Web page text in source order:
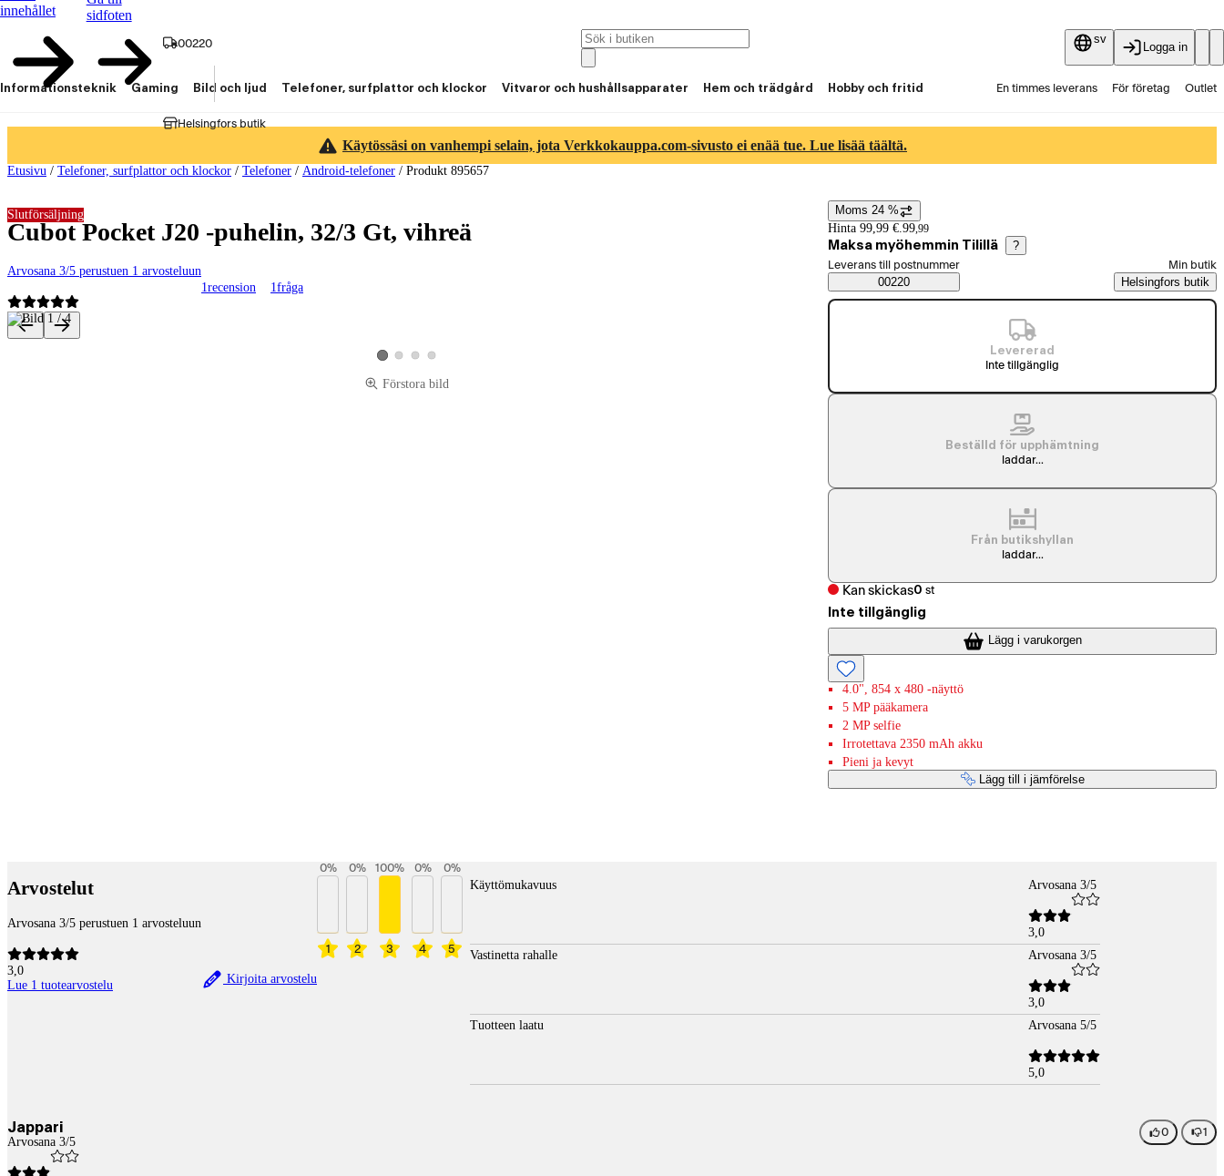
innehållet
sidfoten
00220
Helsingfors butik
sv
Logga in
Informationsteknik Gaming Bild och ljud Telefoner, surfplattor och klockor Vitvaror och hushållsapparater Hem och trädgård Hobby och fritid En timmes leverans För företag Outlet
Käytössäsi on vanhempi selain, jota Verkkokauppa.com-sivusto ei enää tue. Lue lisää täältä.
Etusivu / Telefoner, surfplattor och klockor / Telefoner / Android-telefoner / Produkt 895657
Cubot Pocket J20 -puhelin, 32/3 Gt, vihreä
Arvosana 3/5 perustuen 1 arvosteluun
1recension 1fråga
Slutförsäljning
Produktbilder och videor
Visa produktbild 1
Visa produktbild 2
Visa produktbild 3
Visa produktbild 4
Förstora bild
Prisinformation
Moms 24 %
Hinta 99,99 €.99,99
Maksa myöhemmin Tilillä ?
Saatavuustiedot
Välj beställningssätt
Leverans till postnummer
00220
Min butik
Helsingfors butik
Levererad
Inte tillgänglig
Beställd för upphämtning
laddar...
Från butikshyllan
laddar...
Kan skickas0 st
Inte tillgänglig
Lägg i varukorgen
4.0", 854 x 480 -näyttö
5 MP pääkamera
2 MP selfie
Irrotettava 2350 mAh akku
Pieni ja kevyt
Lägg till i jämförelse
Arvostelut
Arvosana 3/5 perustuen 1 arvosteluun
3,0
Lue 1 tuotearvostelu
Kirjoita arvostelu
1
0%
2
0%
3
100%
4
0%
5
0%
Käyttömukavuus Arvosana 3/5
3,0
Vastinetta rahalle
Arvosana 3/5
3,0
Tuotteen laatu
Arvosana 5/5
5,0
Jappari
Arvosana 3/5
0 1